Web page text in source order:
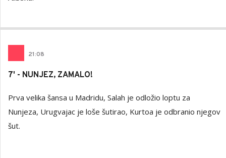
21:08
7' - NUNJEZ, ZAMALO!
Prva velika šansa u Madridu, Salah je odložio loptu za
Nunjeza, Urugvajac je loše šutirao, Kurtoa je odbranio njegov
šut.